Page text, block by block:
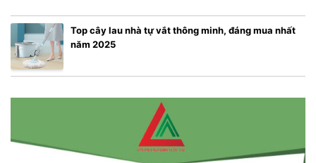
Top cây lau nhà tự vắt thông minh, đáng mua nhất
năm 2025